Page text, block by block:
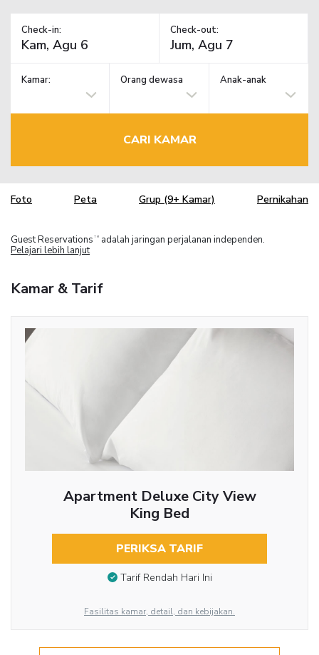
Check-in: Check-out:
Kamar: Orang dewasa Anak-anak
CARI KAMAR
Foto Peta Grup (9+ Kamar) Pernikahan
Guest Reservations TM
adalah jaringan perjalanan independen.
Pelajari lebih lanjut
Kamar & Tarif
Apartment Deluxe City View
King Bed
PERIKSA TARIF
Tarif Rendah Hari Ini
Fasilitas kamar, detail, dan kebijakan.